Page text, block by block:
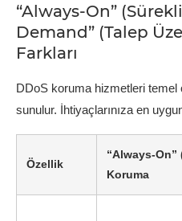
“Always-On”
Demand” (Talep
Farkları
DDoS koruma hizmetleri temel
sunulur. İhtiyaçlarınıza en
Özellik
“Always-
Koruma